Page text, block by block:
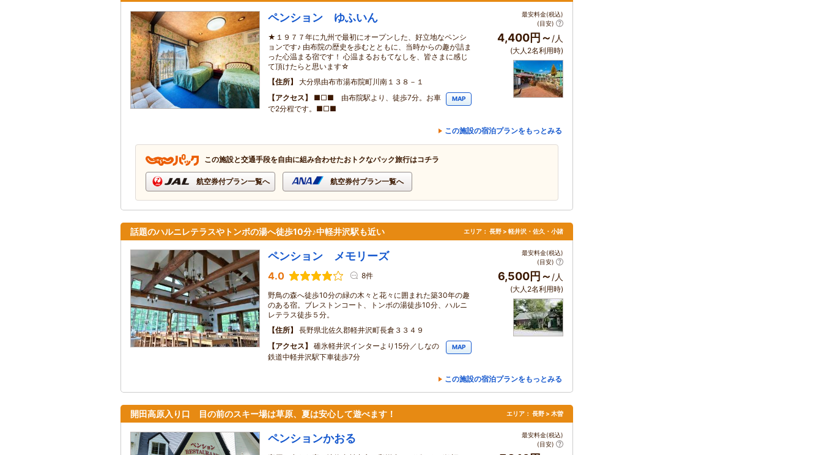
ペンション ゆふいん
★１９７７年に九州で最初にオープンした、好立地なペンシ
ョンです♪ 由布院の歴史を歩むとともに、当時からの趣が詰ま
った心温まる宿です！ 心温まるおもてなしを、皆さまに感じ
て頂けたらと思います☆
住所
大分県由布市湯布院町川南１３８－１
アクセス
■□■ 由布院駅より、徒歩7分。お車
で2分程です。■□■
MAP
最安料金(税込)
(目安)
4,400円～ /人
(大人2名利用時)
この施設の宿泊プランをもっとみる
この施設と交通手段を自由に組み合わせたおトクなパック旅行はコチラ
航空券付プラン一覧へ 航空券付プラン一覧へ
話題のハルニレテラスやトンボの湯へ徒歩10分♪中軽井沢駅も近い エリア： 長野 > 軽井沢・佐久・小諸
ペンション メモリーズ
4.0 8件
野鳥の森へ徒歩10分の緑の木々と花々に囲まれた築30年の趣
のある宿。ブレストンコート、トンボの湯徒歩10分、ハルニ
レテラス徒歩５分。
住所
長野県北佐久郡軽井沢町長倉３３４９
アクセス
碓氷軽井沢インターより15分／しなの
鉄道中軽井沢駅下車徒歩7分
MAP
最安料金(税込)
(目安)
6,500円～ /人
(大人2名利用時)
この施設の宿泊プランをもっとみる
開田高原入り口 目の前のスキー場は草原、夏は安心して遊べます！ エリア： 長野 > 木曽
ペンションかおる
最安料金(税込)
(目安)